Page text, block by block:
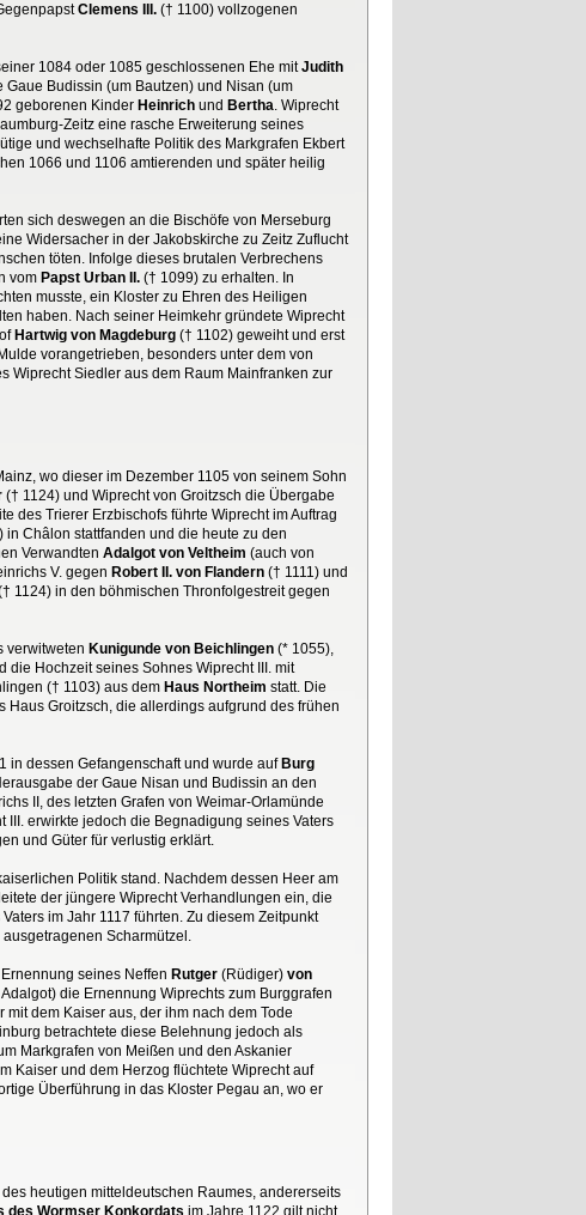
Clemens III. († 1100) vollzogenen
1084 oder 1085 geschlossenen Ehe mitJudith
Budissin (um Bautzen) und Nisan (um
geborenen Kinder Heinrich und Bertha. Wiprecht
Zeitz eine rasche Erweiterung seines
und wechselhafte Politik des Markgrafen Ekbert
1066 und 1106 amtierenden und später heilig
sich deswegen an die Bischöfe von Merseburg
Widersacher in der Jakobskirche zu Zeitz Zuflucht
töten. Infolge dieses brutalen Verbrechens
vom Papst Urban II. († 1099) zu erhalten. In
musste, ein Kloster zu Ehren des Heiligen
haben. Nach seiner Heimkehr gründete Wiprecht
Hartwig von Magdeburg († 1102) geweiht und erst
vorangetrieben, besonders unter dem von
Wiprecht Siedler aus dem Raum Mainfranken zur
wo dieser im Dezember 1105 von seinem Sohn
(† 1124) und Wiprecht von Groitzsch die Übergabe
des Trierer Erzbischofs führte Wiprecht im Auftrag
in Châlon stattfanden und die heute zu den
Verwandten Adalgot von Veltheim (auch von
V. gegen Robert II. von Flandern († 1111) und
1124) in den böhmischen Thronfolgestreit gegen
verwitweten Kunigunde von Beichlingen (* 1055),
die Hochzeit seines Sohnes Wiprecht III. mit
(† 1103) aus dem Haus Northeim statt. Die
Groitzsch, die allerdings aufgrund des frühen
in dessen Gefangenschaft und wurde auf Burg
der Gaue Nisan und Budissin an den
II, des letzten Grafen von Weimar-Orlamünde
III. erwirkte jedoch die Begnadigung seines Vaters
und Güter für verlustig erklärt.
Politik stand. Nachdem dessen Heer am
der jüngere Wiprecht Verhandlungen ein, die
im Jahr 1117 führten. Zu diesem Zeitpunkt
Scharmützel.
seines Neffen Rutger (Rüdiger) von
die Ernennung Wiprechts zum Burggrafen
dem Kaiser aus, der ihm nach dem Tode
betrachtete diese Belehnung jedoch als
Markgrafen von Meißen und den Askanier
Kaiser und dem Herzog flüchtete Wiprecht auf
Überführung in das Kloster Pegau an, wo er
heutigen mitteldeutschen Raumes, andererseits
des Wormser Konkordats im Jahre 1122 gilt nicht